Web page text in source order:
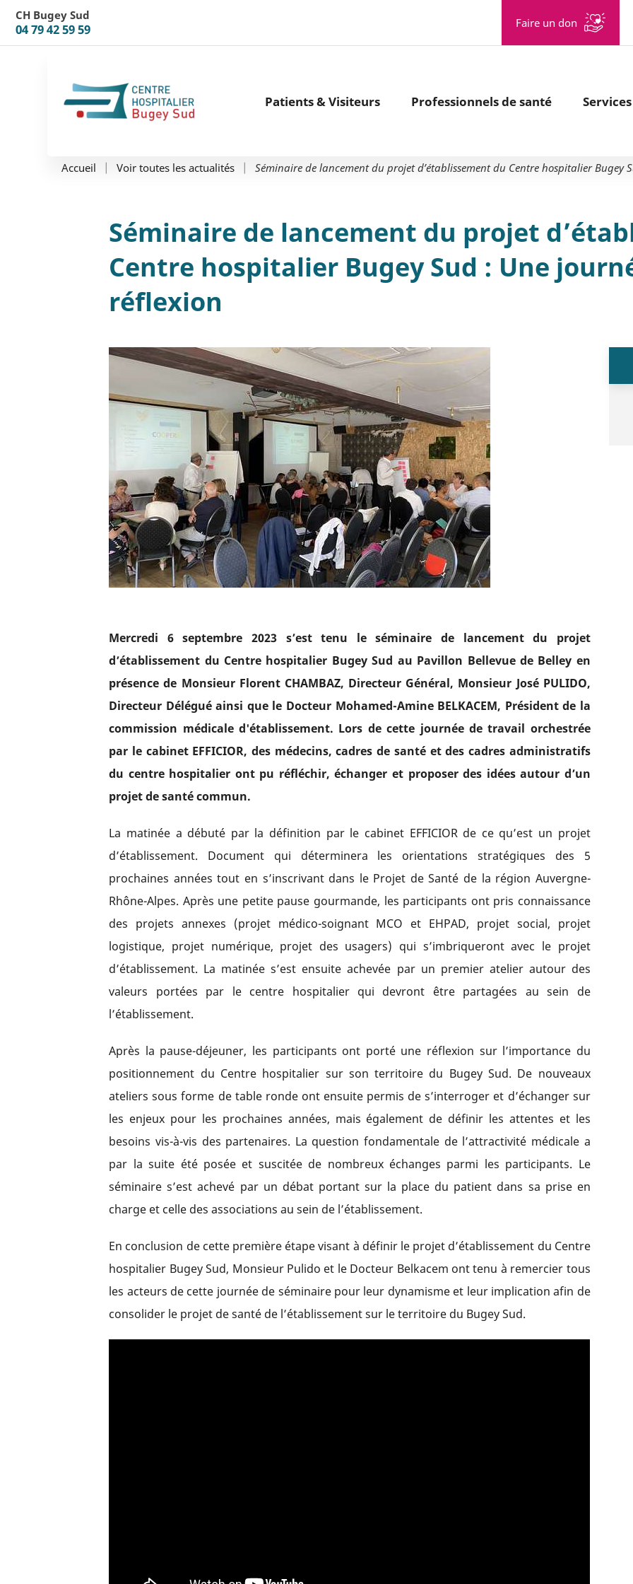
CH Bugey Sud
04 79 42 59 59 Faire un don
Patients & Visiteurs Professionnels de santé Services
Accueil Voir toutes les actualités Séminaire de lancement du projet d’établissement du Centre hospitalier Bugey
Séminaire de lancement du projet
Centre hospitalier Bugey Sud : Une
réflexion
Mercredi 6 septembre 2023 s’est tenu le séminaire de lancement du projet
d’établissement du Centre hospitalier Bugey Sud au Pavillon Bellevue de Belley en
présence de Monsieur Florent CHAMBAZ, Directeur Général, Monsieur José PULIDO,
Directeur Délégué ainsi que le Docteur Mohamed-Amine BELKACEM, Président de la
commission médicale d'établissement. Lors de cette journée de travail orchestrée
par le cabinet EFFICIOR, des médecins, cadres de santé et des cadres administratifs
du centre hospitalier ont pu réfléchir, échanger et proposer des idées autour d’un
projet de santé commun.
La matinée a débuté par la définition par le cabinet EFFICIOR de ce qu’est un projet
d’établissement. Document qui déterminera les orientations stratégiques des 5
prochaines années tout en s’inscrivant dans le Projet de Santé de la région Auvergne-
Rhône-Alpes. Après une petite pause gourmande, les participants ont pris connaissance
des projets annexes (projet médico-soignant MCO et EHPAD, projet social, projet
logistique, projet numérique, projet des usagers) qui s’imbriqueront avec le projet
d’établissement. La matinée s’est ensuite achevée par un premier atelier autour des
valeurs portées par le centre hospitalier qui devront être partagées au sein de
l’établissement.
Après la pause-déjeuner, les participants ont porté une réflexion sur l’importance du
positionnement du Centre hospitalier sur son territoire du Bugey Sud. De nouveaux
ateliers sous forme de table ronde ont ensuite permis de s’interroger et d’échanger sur
les enjeux pour les prochaines années, mais également de définir les attentes et les
besoins vis-à-vis des partenaires. La question fondamentale de l’attractivité médicale a
par la suite été posée et suscitée de nombreux échanges parmi les participants. Le
séminaire s’est achevé par un débat portant sur la place du patient dans sa prise en
charge et celle des associations au sein de l’établissement.
En conclusion de cette première étape visant à définir le projet d’établissement du Centre
hospitalier Bugey Sud, Monsieur Pulido et le Docteur Belkacem ont tenu à remercier tous
les acteurs de cette journée de séminaire pour leur dynamisme et leur implication afin de
consolider le projet de santé de l’établissement sur le territoire du Bugey Sud.